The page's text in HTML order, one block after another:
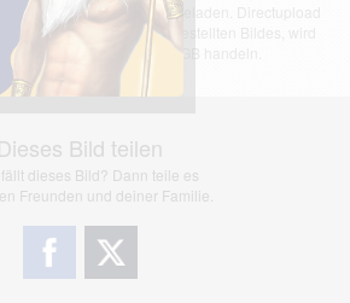
von einem Nutzer hochgeladen. Directupload
für den Inhalt des dargestellten Bildes, wird
nach §2(3) unserer AGB handeln.
Dieses Bild teilen
dieses Bild? Dann teile es
Freunden und deiner Familie.